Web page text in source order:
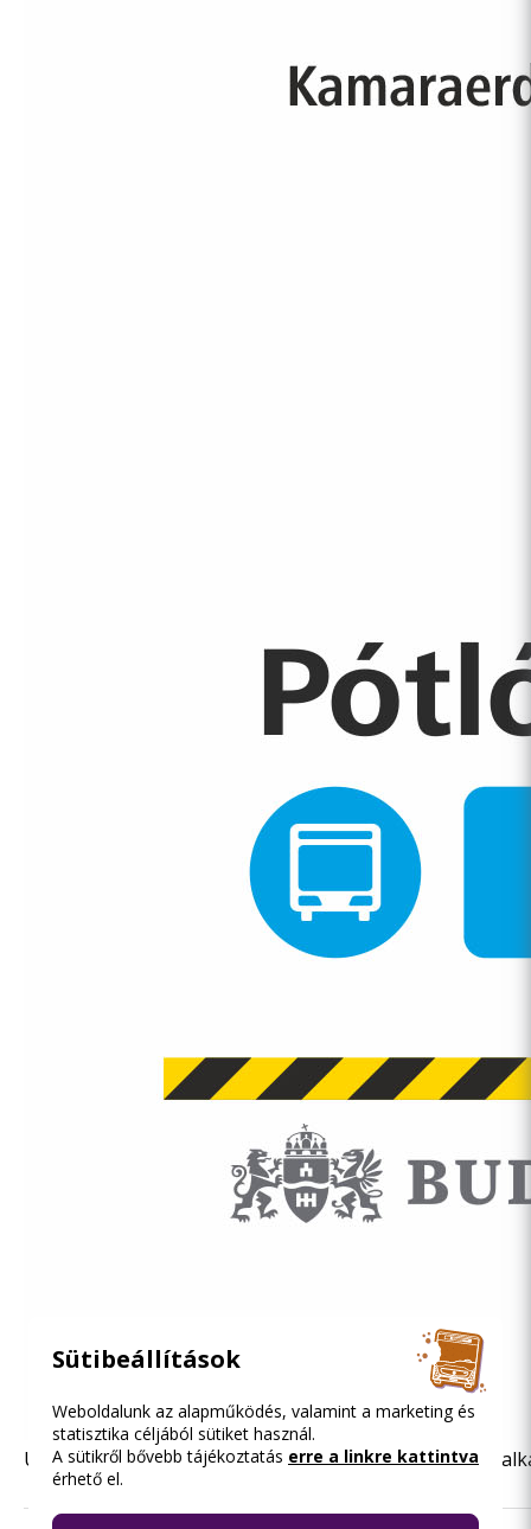
Utazásukat érdemes előre megtervezni a BKK FUTÁR
Sütibeállítások
Weboldalunk az alapműködés, valamint a marketing és
statisztika céljából sütiket használ.
A sütikről bővebb tájékoztatás erre a linkre kattintva
érhető el.